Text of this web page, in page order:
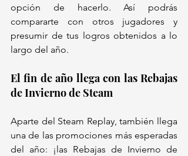
opción de hacerlo. Así podrás
compararte con otros jugadores y
presumir de tus logros obtenidos a lo
largo del año.
El fin de año llega con las Rebajas
de Invierno de Steam
Aparte del Steam Replay, también llega
una de las promociones más esperadas
del año: ¡las Rebajas de Invierno de